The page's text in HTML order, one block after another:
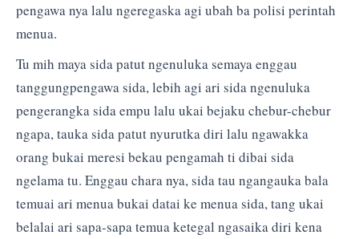
pengawa nya lalu ngeregaska agi ubah ba polisi perintah
menua.
Tu mih maya sida patut ngenuluka semaya enggau
tanggungpengawa sida, lebih agi ari sida ngenuluka
pengerangka sida empu lalu ukai bejaku chebur-chebur
ngapa, tauka sida patut nyurutka diri lalu ngawakka
orang bukai meresi bekau pengamah ti dibai sida
ngelama tu. Enggau chara nya, sida tau ngangauka bala
temuai ari menua bukai datai ke menua sida, tang ukai
belalai ari sapa-sapa temua ketegal ngasaika diri kena